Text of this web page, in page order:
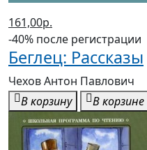
161,00р.
-40% после регистрации
Беглец: Рассказы
Чехов Антон Павлович
В корзину
В корзине